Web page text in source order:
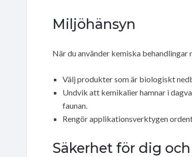
Miljöhänsyn
När du använder kemiska
Välj produkter som är biologiskt
Undvik att kemikalier hamnar i
faunan.
Rengör applikationsverktygen
Säkerhet för dig